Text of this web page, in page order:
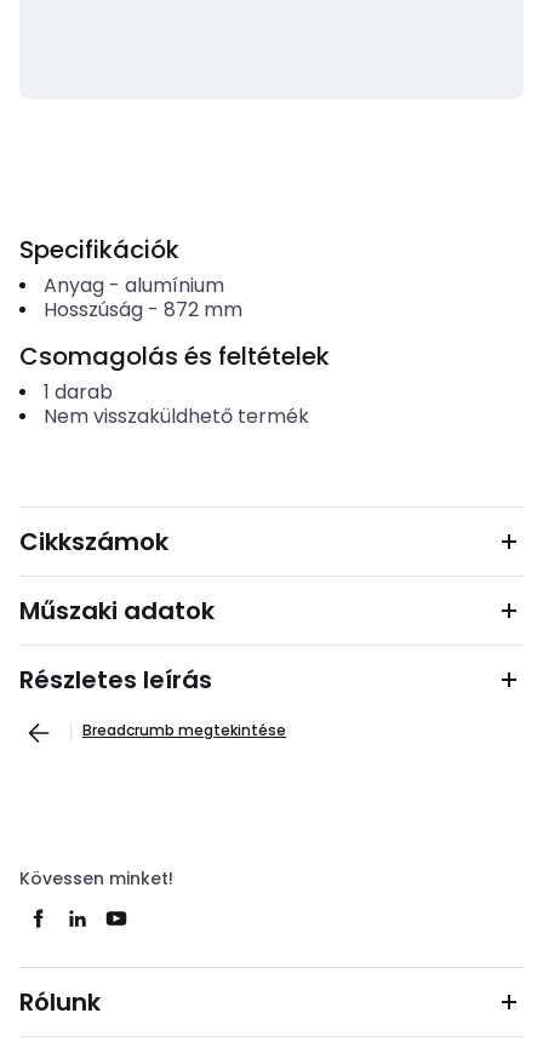
Specifikációk
Anyag- alumínium
Hosszúság- 872 mm
Csomagolás és feltételek
1 darab
Nem visszaküldhető termék
Cikkszámok
Műszaki adatok
Részletes leírás
Breadcrumb megtekintése
Kövessen minket!
Rólunk